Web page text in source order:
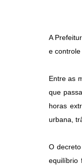
A
e controle
Entre as
que
horas
urbana,
O
equilíbrio